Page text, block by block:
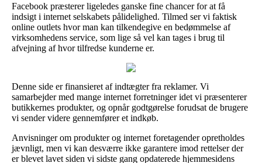
Facebook præsterer ligeledes ganske fine chancer for at få
indsigt i internet selskabets pålidelighed. Tilmed ser vi faktisk
online outlets hvor man kan tilkendegive en bedømmelse af
virksomhedens service, som lige så vel kan tages i brug til
afvejning af hvor tilfredse kunderne er.
Denne side er finansieret af indtægter fra reklamer. Vi
samarbejder med mange internet forretninger idet vi præsenterer
butikkernes produkter, og opnår godtgørelse forudsat de brugere
vi sender videre gennemfører et indkøb.
Anvisninger om produkter og internet foretagender opretholdes
jævnligt, men vi kan desværre ikke garantere imod rettelser der
er blevet lavet siden vi sidste gang opdaterede hjemmesidens